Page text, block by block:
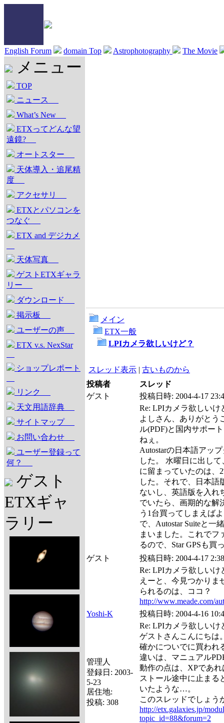
English Forum domain Top Astrophotography The Movie
メニュー
TOP
ニュース
What’s New
ETXってどんな望
遠鏡?
オートスター
天体導入・追尾精
度
アクセサリ
ETXとパソコンを
つなぐ
ETX and デジカメ
天体写真
ゲストETXギャラ
リー
ダウンロード
掲示板
ユーザーの声
ETX v.s. NexStar
ショップレポート
リンク
天文用語辞典
サイトマップ
お問い合わせ
ユーザー登録って
何？
ゲスト
ETXギャ
ラリー
メイン
ETX一般
LPIカメラ欲しいけど？
スレッド表示 | 古いものから
投稿者
スレッド
ゲスト
投稿日時: 2004-4-17
Re: LPIカメラ欲しいけ
よしさん、ありがとう
ル(PDF)と国内サポー
ねぇ。
Autostarの日本語アッ
した。 水曜日に出し
に留まっていたのは、
した。それで、日本語
ないし、英語版を入れ
でいたら、画期的な解
う1台買ってしまえば
で、Autostar Suiteと一
まいました。これでフ
るので、Star GPSも買
ゲスト
投稿日時: 2004-4-17 2:38
Re: LPIカメラ欲しいけ
えーと、今見つかりま
られるのは、ココ？
http://www.meade.com/
Yoshi-K
投稿日時: 2004-4-16
管理人
登録日: 2003-
5-23
居住地:
投稿: 308
Re: LPIカメラ欲しいけ
ゲストさんこんにちは
確かについでに買われ
違いは、マニュアル
動作の点は、XPであ
ストール途中に止まる
いたような…。
このスレッドでしょう
http://etx.galaxies.jp/
topic_id=88&forum=2